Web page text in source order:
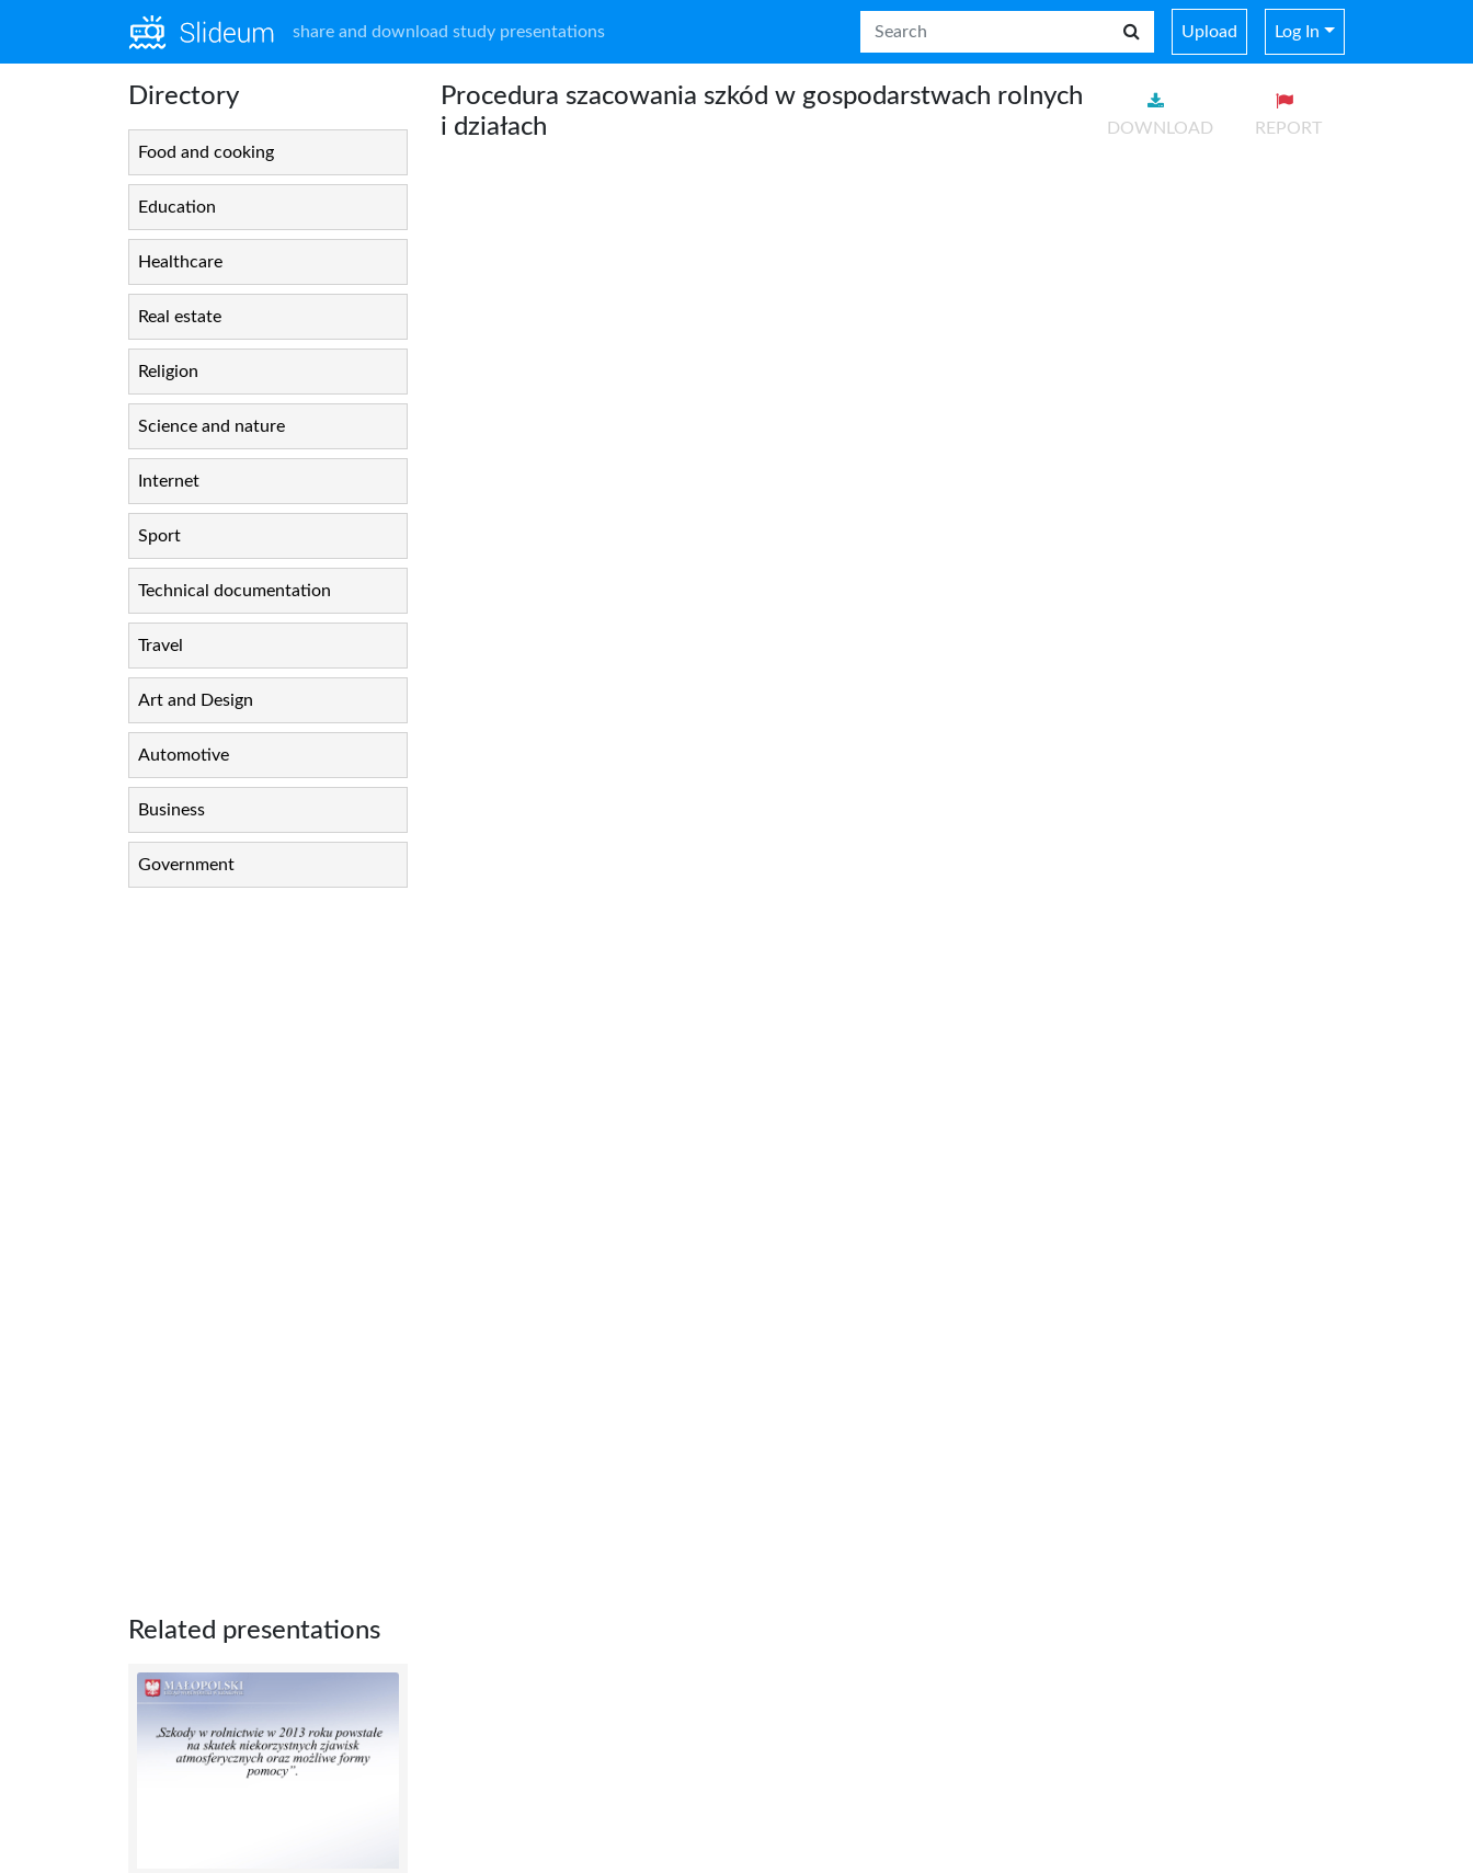
share and download study presentations Upload Log In
Directory
Food and cooking
Education
Healthcare
Real estate
Religion
Science and nature
Internet
Sport
Technical documentation
Travel
Art and Design
Automotive
Business
Government
Related presentations
Procedura szacowania szkód w gospodarstwach rolnych
i działach
DOWNLOAD REPORT